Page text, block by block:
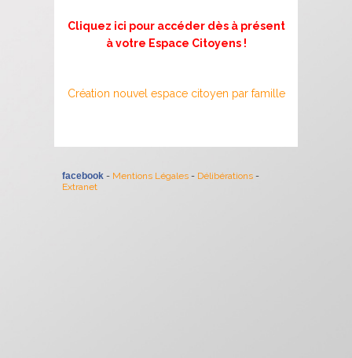
Cliquez ici pour accéder dès à présent
à votre Espace Citoyens !
Création nouvel espace citoyen par famille
facebook - Mentions Légales - Délibérations -
Extranet